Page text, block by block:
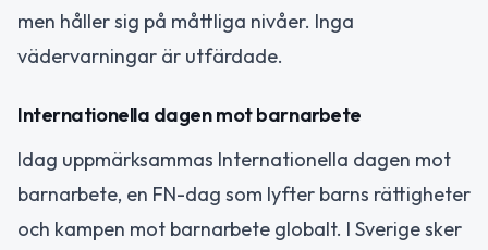
men håller sig på måttliga nivåer. Inga
vädervarningar är utfärdade.
Internationella dagen mot barnarbete
Idag uppmärksammas Internationella dagen mot
barnarbete, en FN-dag som lyfter barns rättigheter
och kampen mot barnarbete globalt. I Sverige sker